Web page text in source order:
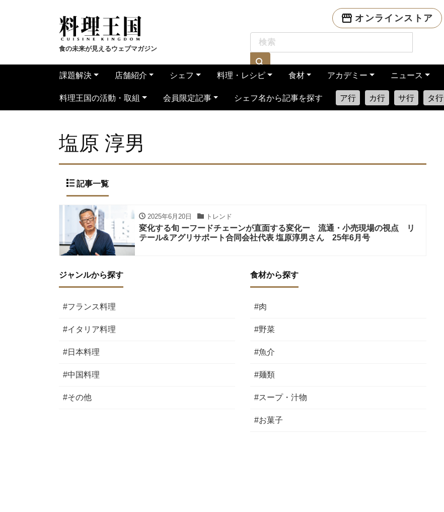
食の未来が見えるウェブマガジン
オンラインストア
課題解決 店舗紹介 シェフ 料理・レシピ 食材 アカデミー ニュース
料理王国の活動・取組 会員限定記事 シェフ名から記事を探す ア行 カ行 サ行 タ行
塩原 淳男
記事一覧
2025年6月20日 トレンド
変化する旬 ーフードチェーンが直面する変化ー 流通・小売現場の視点 リ
テール&アグリサポート合同会社代表 塩原淳男さん 25年6月号
ジャンルから探す
#フランス料理
#イタリア料理
#日本料理
#中国料理
#その他
食材から探す
#肉
#野菜
#魚介
#麺類
#スープ・汁物
#お菓子